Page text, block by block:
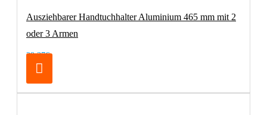
Ausziehbarer Handtuchhalter Aluminium 465 mm mit 2
oder 3 Armen
29,37€